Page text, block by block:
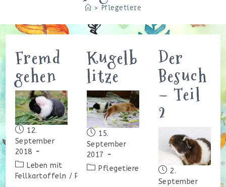
> Pflegetiere
Fremd
gehen
Beitrag
veröffentlicht:
12.
September
2018
Beitrags-
Kategorie:
Leben mit
Fellkartoffeln / Pflegetiere
Kugelb
litze
Beitrag
veröffentlicht:
15.
September
2017
Beitrags-
Pflegetiere
Der
Besuch
– Teil
2
Beitrag
veröffentlicht:
2.
September